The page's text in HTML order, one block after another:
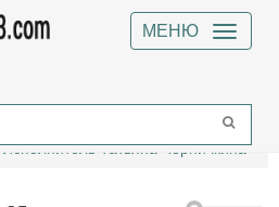
МЕНЮ
Исполнитель Татьяна Черничкина